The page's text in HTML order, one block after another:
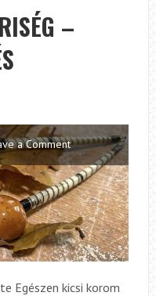
–
a Comment
Egészen kicsi korom